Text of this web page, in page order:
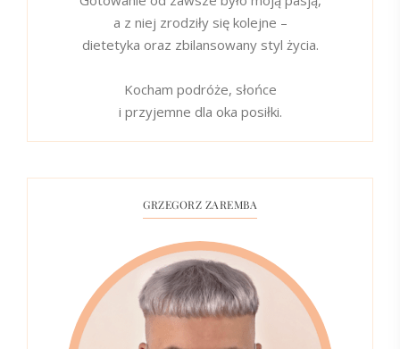
a z niej zrodziły się kolejne –
dietetyka oraz zbilansowany styl życia.
Kocham podróże, słońce
i przyjemne dla oka posiłki.
GRZEGORZ ZAREMBA